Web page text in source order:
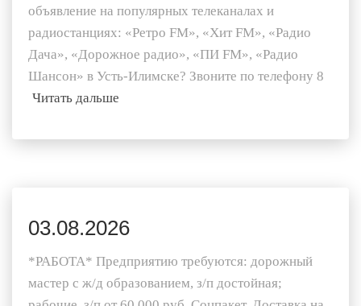
объявление на популярных телеканалах и
радиостанциях: «Ретро FM», «Хит FM», «Радио
Дача», «Дорожное радио», «ПИ FM», «Радио
Шансон» в Усть-Илимске? Звоните по телефону 8
Читать дальше
03.08.2026
*РАБОТА* Предприятию требуются: дорожный
мастер с ж/д образованием, з/п достойная;